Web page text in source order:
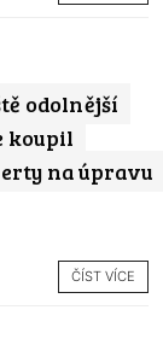
odolnější
koupil
na úpravu
ČÍST VÍCE